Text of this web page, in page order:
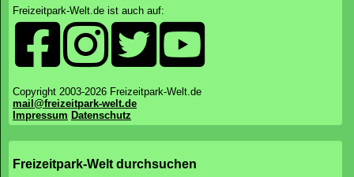
Freizeitpark-Welt.de ist auch auf:
Copyright 2003-2026 Freizeitpark-Welt.de
mail@freizeitpark-welt.de
Impressum Datenschutz
Freizeitpark-Welt durchsuchen